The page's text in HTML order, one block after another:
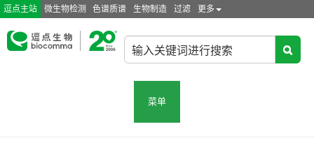
逗点主站 微生物检测 色谱质谱 生物制造 过滤 更多
菜单